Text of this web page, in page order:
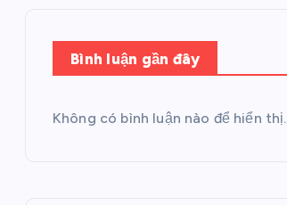
Bình luận gần đây
Không có bình luận nào để hiển thị.